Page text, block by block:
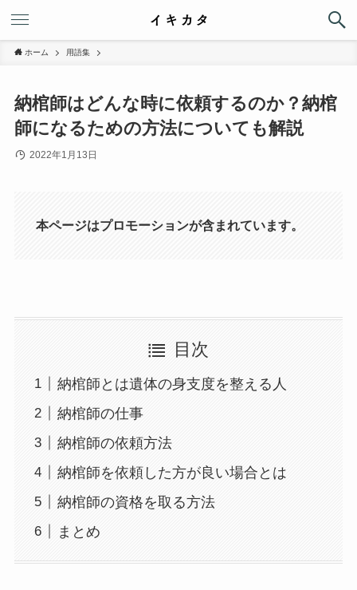
ホーム 用語集
納棺師はどんな時に依頼するのか？納棺
師になるための方法についても解説
2022年1月13日
本ページはプロモーションが含まれています。
目次
納棺師とは遺体の身支度を整える人
納棺師の仕事
納棺師の依頼方法
納棺師を依頼した方が良い場合とは
納棺師の資格を取る方法
まとめ